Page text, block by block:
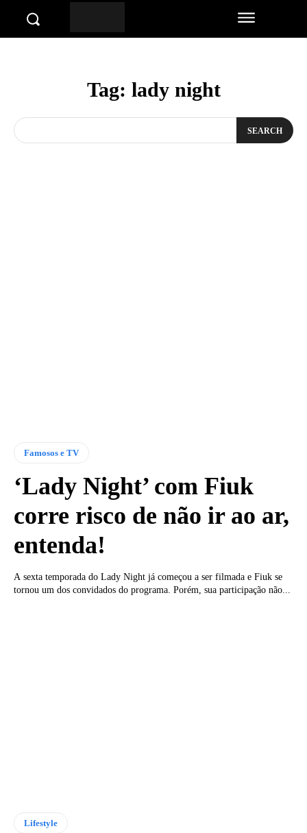
Tag: lady night
SEARCH
Famosos e TV
‘Lady Night’ com Fiuk
corre risco de não ir ao ar,
entenda!
A sexta temporada do Lady Night já começou a ser filmada e Fiuk se
tornou um dos convidados do programa. Porém, sua participação não...
Lifestyle